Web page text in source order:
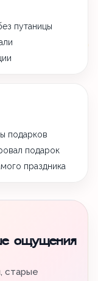
путаницы
подарков
подарок
праздника
ощущения
старые